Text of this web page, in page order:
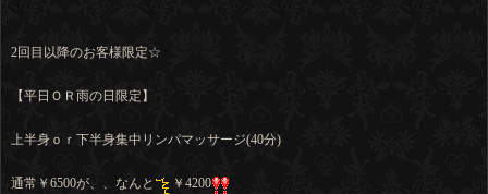
2回目以降のお客様限定☆
【平日ＯＲ雨の日限定】
上半身ｏｒ下半身集中リンパマッサージ(40分)
通常￥6500が、、なんと ￥4200